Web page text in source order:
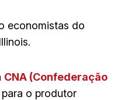
economistas do
CNA (Confederação
o produtor